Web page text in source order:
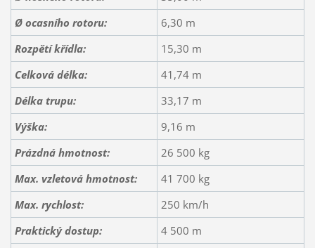
Ø ocasního rotoru:
6,30 m
Rozpětí křídla:
15,30 m
Celková délka:
41,74 m
Délka trupu:
33,17 m
Výška:
9,16 m
Prázdná hmotnost:
26 500 kg
Max. vzletová hmotnost:
41 700 kg
Max. rychlost:
250 km/h
Praktický dostup:
4 500 m